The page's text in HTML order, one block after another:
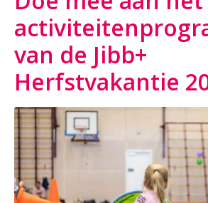
van de Jibb+
Herfstvakantie